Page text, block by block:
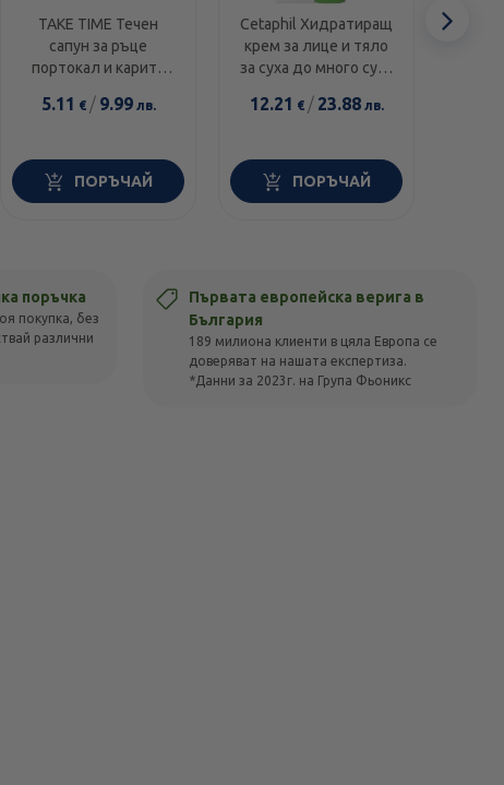
TAKE TIME Течен
сапун за ръце
портокал и карите
5.11 € / 9.99лв.
ПОРЪЧАЙ
Cetaphil Хидратиращ
крем за лице и тяло
за суха до много суха
100г
12.21 € / 23.88лв.
ПОРЪЧАЙ
поръчка
покупка, без
различни
Първата европейска верига в
България
189 милиона клиенти в цяла Европа се
доверяват на нашата експертиза.
*Данни за 2023г. на Група Фьоникс